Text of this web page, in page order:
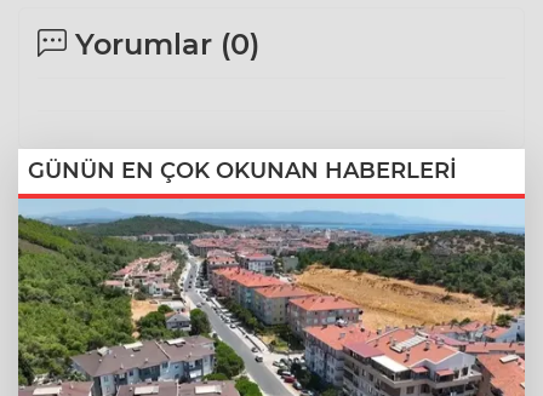
Yorumlar (0)
GÜNÜN EN ÇOK OKUNAN HABERLERİ